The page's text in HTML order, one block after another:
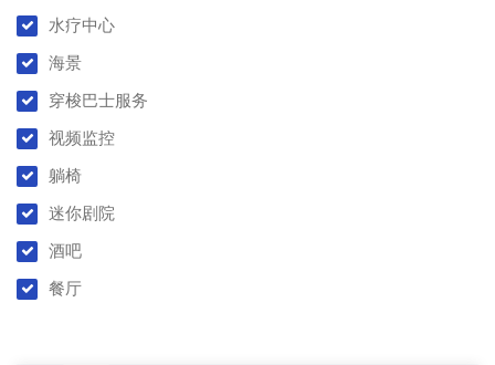
水疗中心
海景
穿梭巴士服务
视频监控
躺椅
迷你剧院
酒吧
餐厅